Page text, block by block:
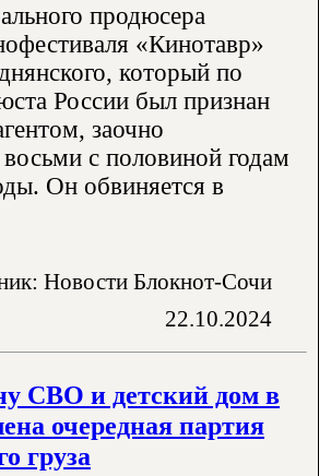
продюсера
«Кинотавр»
который по
России был признан
заочно
с половиной годам
Он обвиняется в
Новости Блокнот-Сочи
22.10.2024
СВО и детский дом в
очередная партия
груза